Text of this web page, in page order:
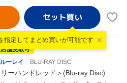
指定して まとめ買いが可能です
店舗受取可
ーレイ
BLU-RAY DISC
ーハンドレッド＞(Blu-ray Disc)